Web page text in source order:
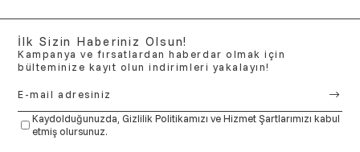
İlk Sizin Haberiniz Olsun!
Kampanya ve fırsatlardan haberdar olmak için
bülteminize kayıt olun indirimleri yakalayın!
Kaydolduğunuzda, Gizlilik Politikamızı veHizmet Şartlarımızı kabul
etmiş olursunuz.